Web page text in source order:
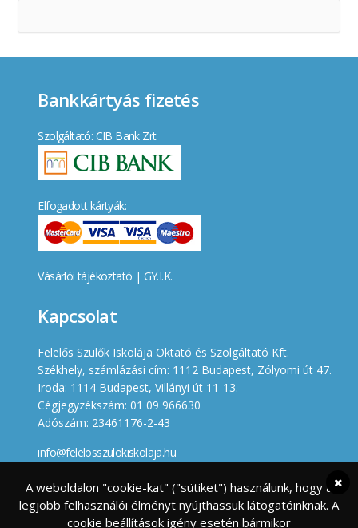
Bankkártyás fizetés
Szolgáltató: CIB Bank Zrt.
Elfogadott kártyák:
Vásárlói tájékoztató | GY.I.K.
Kapcsolat
Felelős Szülők Iskolája Oktató és Szolgáltató Kft.
Székhely, számlázási cím: 1112 Budapest, Zólyomi út 47.
Iroda: 1114 Budapest, Villányi út 11-13.
Cégjegyzékszám: 01 09 966630
Adószám: 23461176-2-43
info@felelosszulokiskolaja.hu
A weboldalon "cookie-kat" ("sütiket") használunk, hogy a
legjobb felhasználói élményt nyújthassuk látogatóinknak. A
cookie beállítások igény esetén bármikor